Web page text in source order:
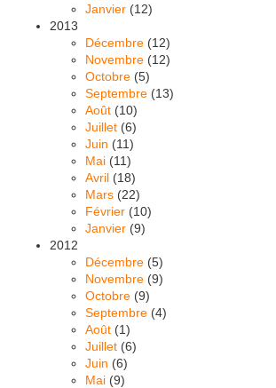
Janvier (12)
2013
Décembre (12)
Novembre (12)
Octobre (5)
Septembre (13)
Août (10)
Juillet (6)
Juin (11)
Mai (11)
Avril (18)
Mars (22)
Février (10)
Janvier (9)
2012
Décembre (5)
Novembre (9)
Octobre (9)
Septembre (4)
Août (1)
Juillet (6)
Juin (6)
Mai (9)